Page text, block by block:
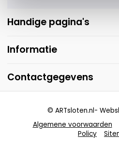
Handige pagina's
Informatie
Contactgegevens
Algemene voorwaarden
Policy
© ARTsloten.nl-